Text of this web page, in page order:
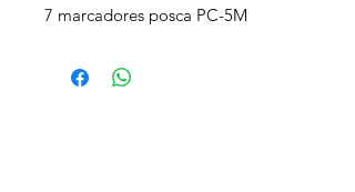
7 marcadores posca PC-5M